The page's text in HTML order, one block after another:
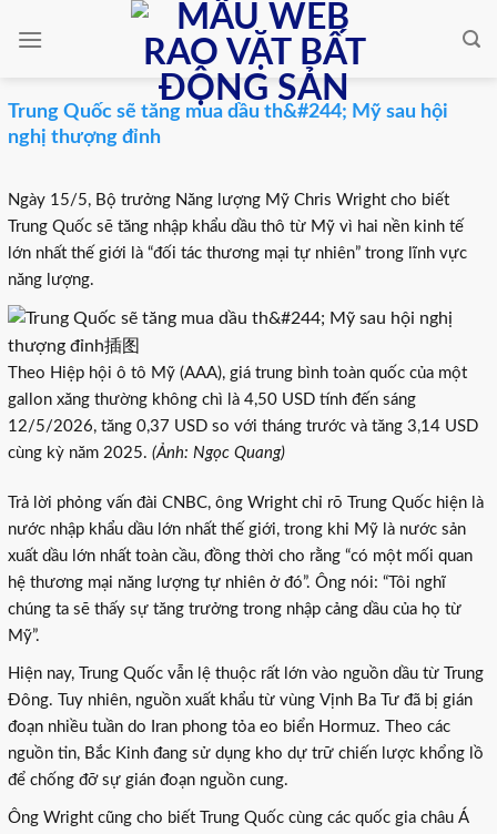
Trung Quốc sẽ tăng mua dầu th&#244; Mỹ sau hội
nghị thượng đỉnh
Ngày 15/5, Bộ trưởng Năng lượng Mỹ Chris Wright cho biết
Trung Quốc sẽ tăng nhập khẩu dầu thô từ Mỹ vì hai nền kinh tế
lớn nhất thế giới là “đối tác thương mại tự nhiên” trong lĩnh vực
năng lượng.
Theo Hiệp hội ô tô Mỹ (AAA), giá trung bình toàn quốc của một
gallon xăng thường không chì là 4,50 USD tính đến sáng
12/5/2026, tăng 0,37 USD so với tháng trước và tăng 3,14 USD
cùng kỳ năm 2025. (Ảnh: Ngọc Quang)
Trả lời phỏng vấn đài CNBC, ông Wright chỉ rõ Trung Quốc hiện là
nước nhập khẩu dầu lớn nhất thế giới, trong khi Mỹ là nước sản
xuất dầu lớn nhất toàn cầu, đồng thời cho rằng “có một mối quan
hệ thương mại năng lượng tự nhiên ở đó”. Ông nói: “Tôi nghĩ
chúng ta sẽ thấy sự tăng trưởng trong nhập cảng dầu của họ từ
Mỹ”.
Hiện nay, Trung Quốc vẫn lệ thuộc rất lớn vào nguồn dầu từ Trung
Đông. Tuy nhiên, nguồn xuất khẩu từ vùng Vịnh Ba Tư đã bị gián
đoạn nhiều tuần do Iran phong tỏa eo biển Hormuz. Theo các
nguồn tin, Bắc Kinh đang sử dụng kho dự trữ chiến lược khổng lồ
để chống đỡ sự gián đoạn nguồn cung.
Ông Wright cũng cho biết Trung Quốc cùng các quốc gia châu Á